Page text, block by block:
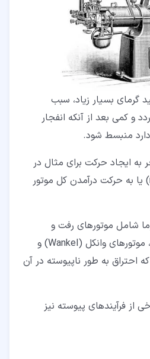
گرمای بسیار زیاد، سبب
و کمی بعد از آنکه انفجار
دارد منبسط شود.
به ایجاد حرکت برای مثال در
پیستون ها، روتور (rotor) یا به حرکت درآمدن کل موتور
شامل موتورهای رفت و
برگشتی (reciprocating)، موتورهای وانکل (Wankel) و
به طور ناپیوسته در آن
از فرآیندهای پیوسته نیز